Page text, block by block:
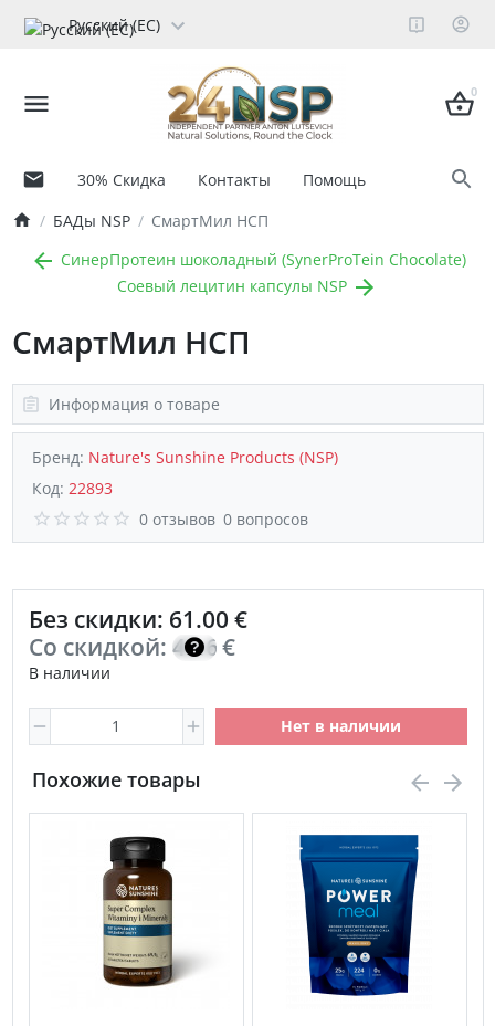
Русский (ЕС)
0
30% Скидка Контакты
Помощь
БАДы NSP
СмартМил НСП
СинерПротеин шоколадный (SynerProTein Chocolate)
Соевый лецитин капсулы NSP
СмартМил НСП
Информация о товаре
Бренд: Nature's Sunshine Products (NSP)
Код: 22893
0 отзывов 0 вопросов
Без скидки: 61.00 €
Со скидкой: 43.60
€
В наличии
Нет в наличии
Похожие товары